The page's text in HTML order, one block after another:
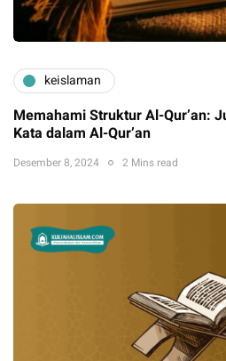
keislaman
Memahami Struktur Al-Qur’an:
Kata dalam Al-Qur’an
Desember 8, 2024 2 Mins read